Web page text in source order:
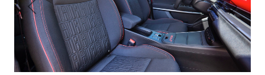
Предыдущий